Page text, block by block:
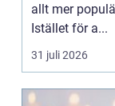
allt mer
Istället för a...
31 juli 2026